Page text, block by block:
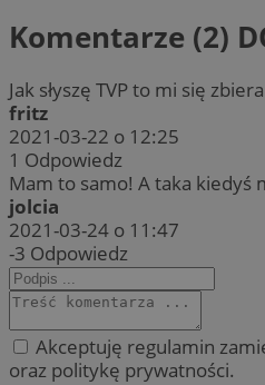
Komentarze (2)
Jak słyszę TVP to mi się
fritz
2021-03-22 o 12:25
1 Odpowiedz
Mam to samo! A taka kiedyś
jolcia
2021-03-24 o 11:47
-3 Odpowiedz
Akceptuję regulamin
oraz politykę prywatności.